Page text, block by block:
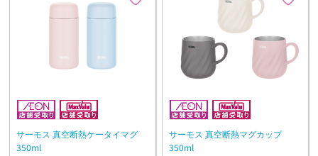
サーモス 真空断熱ケータイマグ
350ml
サーモス 真空断熱マグカップ
350ml